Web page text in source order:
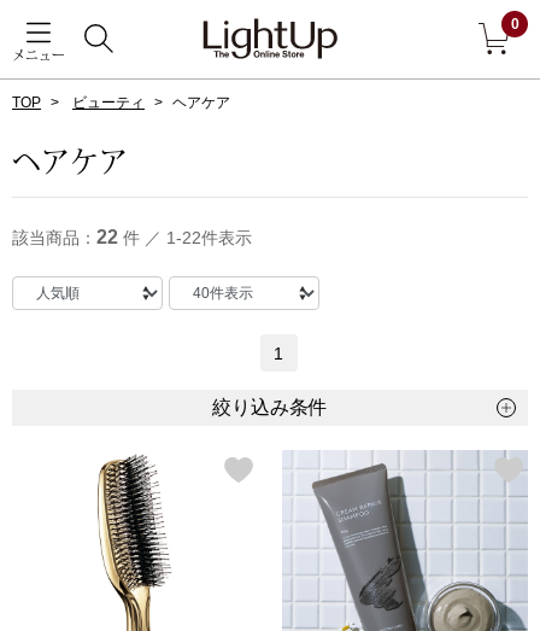
メニュー
0
すべて見る
ダーウェア
アウター
その他
トップス
Tシャツ／カッ
TOP ビューティ ヘアケア
ヘアケア
該当商品： 22 件 ／ 1-22件表示
1
絞り込み条件